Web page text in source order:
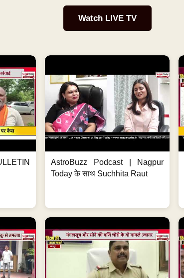
Watch LIVE TV
AstroBuzz Podcast | Nagpur
Today के साथ Suchhita Raut